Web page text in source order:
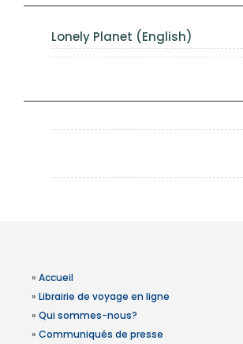
Lonely Planet (English)
» Accueil
» Librairie de voyage en ligne
» Qui sommes-nous?
» Communiqués de presse